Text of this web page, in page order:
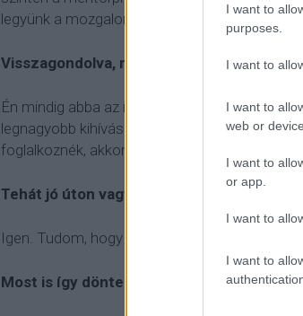
I want to
purposes.
I want to
I want to
web or
I want to
or app.
I want to
I want to
legyünk a mozgalomnak, miközben mi is
Visszagondolva, mennyire volt tudatos
Én mindig abba az irányba mozdultam, ahol
legnagyobb kihívás számomra az alkotás,
foglalkoznék, akkor nem tudtam volna ennyit
Tehát jó úton vagy.
Igen. Tudom, hogy jó az út, de azért sokszor
Most is így döntenél?